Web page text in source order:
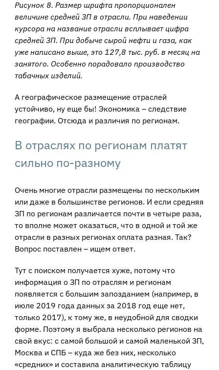
Рисунок 8. Размер шрифта пропорционален
величине средней ЗП в отрасли. При наведении
курсора на название отрасли всплывает цифра
средней ЗП. При добыче сырой нефти и газа, как
уже написано выше, это 127,8 тыс. руб. в месяц на
занятого. Особенно порадовало производство
табачных изделий.
А географическое размещение отраслей
устойчиво, ну еще бы! Экономика – следствие
географии. Отсюда и различия по регионам.
В отраслях по регионам платят
сильно по-разному
Очень многие отрасли размещены по нескольким
или даже в большинстве регионов. И если средняя
ЗП по регионам различается почти в четыре раза,
то вполне может оказаться, что в одной и той же
отрасли в разных регионах оплата разная. Так?
Вопрос поставлен – ищем ответ.
Тут с поиском получается хуже, потому что
информация о ЗП по отраслям и регионам
появляется с большим запозданием (например, в
июле 2019 года данных за 2018 год еще нет,
только 2017), к тому же, в неудобной для сводки
форме. Поэтому я выбрала несколько регионов на
свой вкус: с самой большой и самой маленькой ЗП,
Москва и СПБ – куда же без них, несколько
«средних» и составила аналитическую таблицу